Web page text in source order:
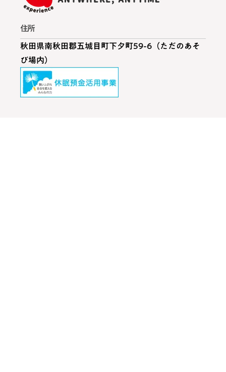
住所
秋田県南秋田郡五城目町下夕町59-6（ただのあそ
び場内）